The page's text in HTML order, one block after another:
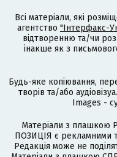
Всі матеріали, які
агентство "Інтерфакс-
відтворенню та/чи
інакше як з
Будь-яке копіювання,
творів та/або
Images -
Матеріали з плашкою
ПОЗИЦІЯ є рекламними
Редакція може не